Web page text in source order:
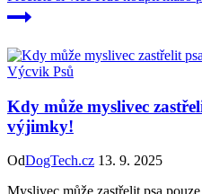
Výcvik Psů
Kdy může myslivec
výjimky!
OdDogTech.cz 13. 9. 2025